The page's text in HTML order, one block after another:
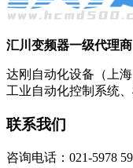
汇川变频器一级代理商
达刚自动化设备（上
工业自动化控制系统
联系我们
咨询电话：021-5978